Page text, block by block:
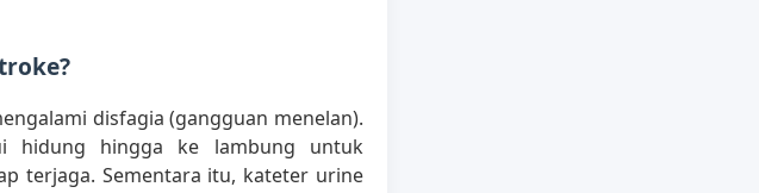
disfagia (gangguan menelan).
hidung hingga ke lambung untuk
terjaga. Sementara itu, kateter urine